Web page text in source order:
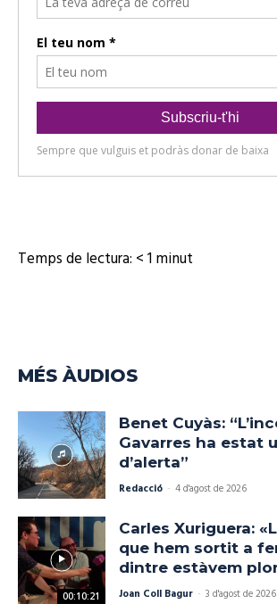
Temps de lectura: < 1minut
MÉS ÀUDIOS
Benet Cuyàs:
Gavarres ha estat
d’alerta”
Redacció - 4 d'agost de 2026
00:10:21
Carles Xuriguera:
que hem sortit a
dintre estàvem
Joan Coll Bagur - 3 d'agost de 2026